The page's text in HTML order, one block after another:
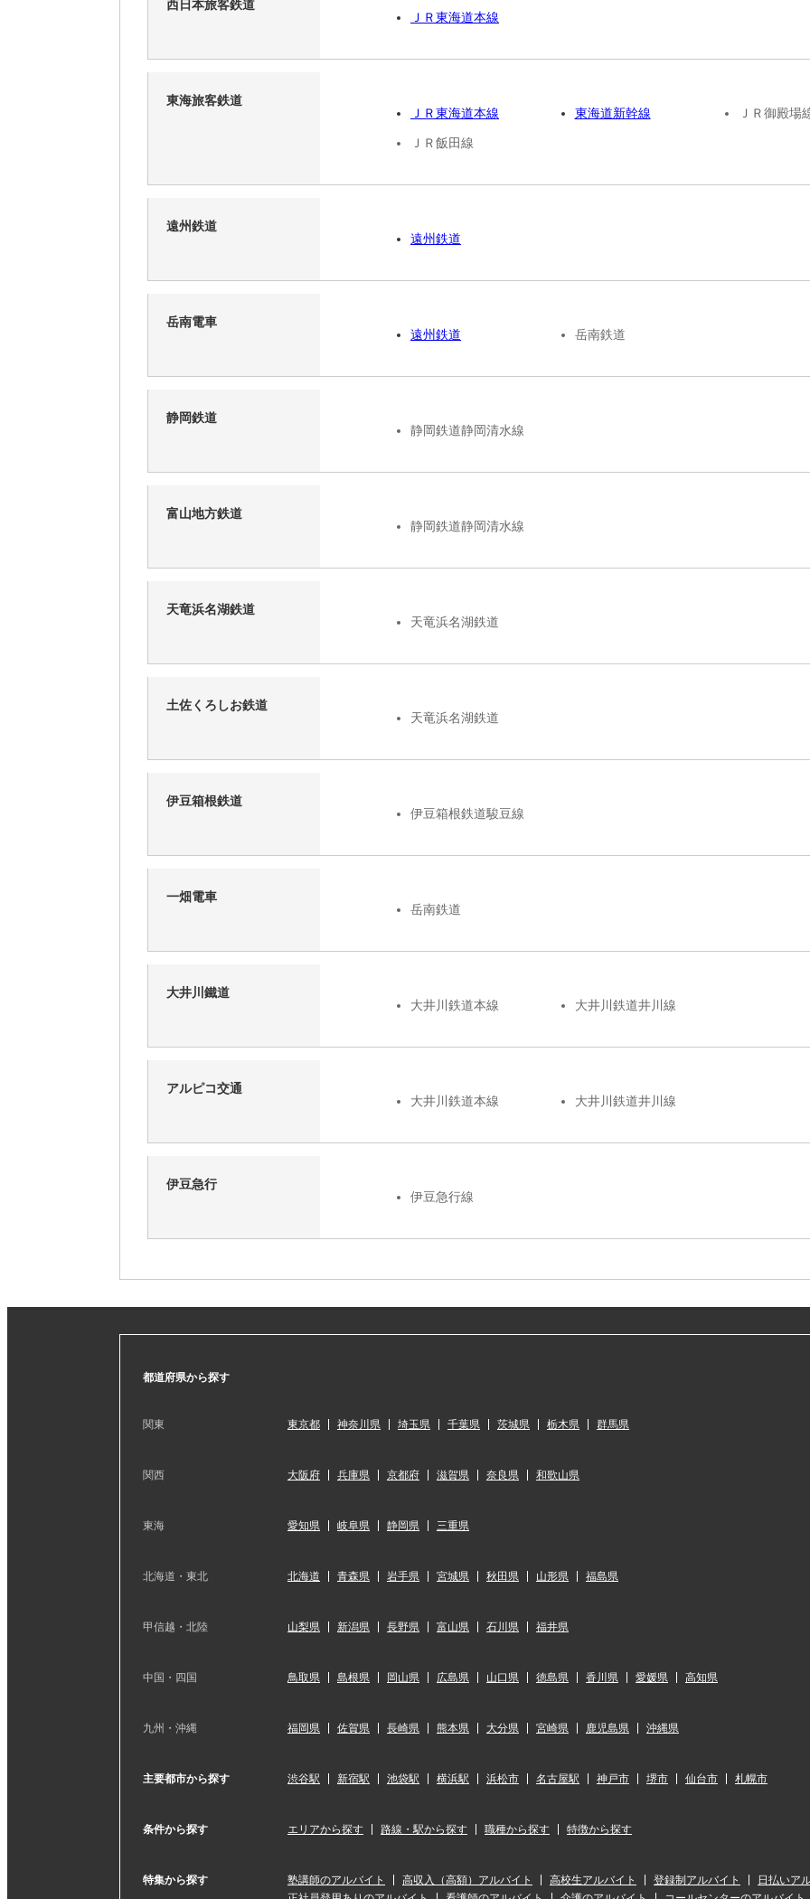
西日本旅客鉄道
ＪＲ東海道本線
東海旅客鉄道
ＪＲ東海道本線
東海道新幹線 ＪＲ御殿場
ＪＲ飯田線
遠州鉄道
遠州鉄道
岳南電車
遠州鉄道
岳南鉄道
静岡鉄道
静岡鉄道静岡清水線
富山地方鉄道
静岡鉄道静岡清水線
天竜浜名湖鉄道
天竜浜名湖鉄道
土佐くろしお鉄道
天竜浜名湖鉄道
伊豆箱根鉄道
伊豆箱根鉄道駿豆線
一畑電車
岳南鉄道
大井川鐵道
大井川鉄道本線
大井川鉄道井川線
アルピコ交通
大井川鉄道本線
大井川鉄道井川線
伊豆急行
伊豆急行線
都道府県から探す
関東 東京都 神奈川県 埼玉県 千葉県 茨城県 栃木県 群馬県
関西 大阪府 兵庫県 京都府 滋賀県 奈良県 和歌山県
東海 愛知県 岐阜県 静岡県 三重県
北海道・東北 北海道 青森県 岩手県 宮城県 秋田県 山形県 福島県
甲信越・北陸 山梨県 新潟県 長野県 富山県 石川県 福井県
中国・四国 鳥取県 島根県 岡山県 広島県 山口県 徳島県 香川県 愛媛県 高知県
九州・沖縄 福岡県 佐賀県 長崎県 熊本県 大分県 宮崎県 鹿児島県 沖縄県
主要都市から探す 渋谷駅 新宿駅 池袋駅 横浜駅 浜松市 名古屋駅 神戸市 堺市 仙台市 札幌市
条件から探す エリアから探す 路線・駅から探す 職種から探す 特徴から探す
特集から探す 塾講師のアルバイト 高収入（高額）アルバイト 高校生アルバイト 登録制アルバイト 日払いア